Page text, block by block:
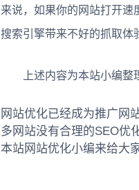
来说，如果你的网站打开速
搜索引擎带来不好的抓取体
上述内容为本站小编整理
网站优化已经成为推广网
多网站没有合理的SEO优
本站网站优化小编来给大